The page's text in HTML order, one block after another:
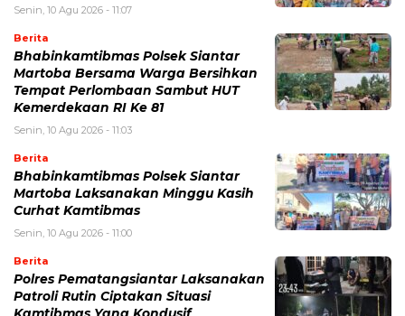
Senin, 10 Agu 2026 - 11:07
Berita
Bhabinkamtibmas Polsek Siantar
Martoba Bersama Warga Bersihkan
Tempat Perlombaan Sambut HUT
Kemerdekaan RI Ke 81
Senin, 10 Agu 2026 - 11:03
Berita
Bhabinkamtibmas Polsek Siantar
Martoba Laksanakan Minggu Kasih
Curhat Kamtibmas
Senin, 10 Agu 2026 - 11:00
Berita
Polres Pematangsiantar Laksanakan
Patroli Rutin Ciptakan Situasi